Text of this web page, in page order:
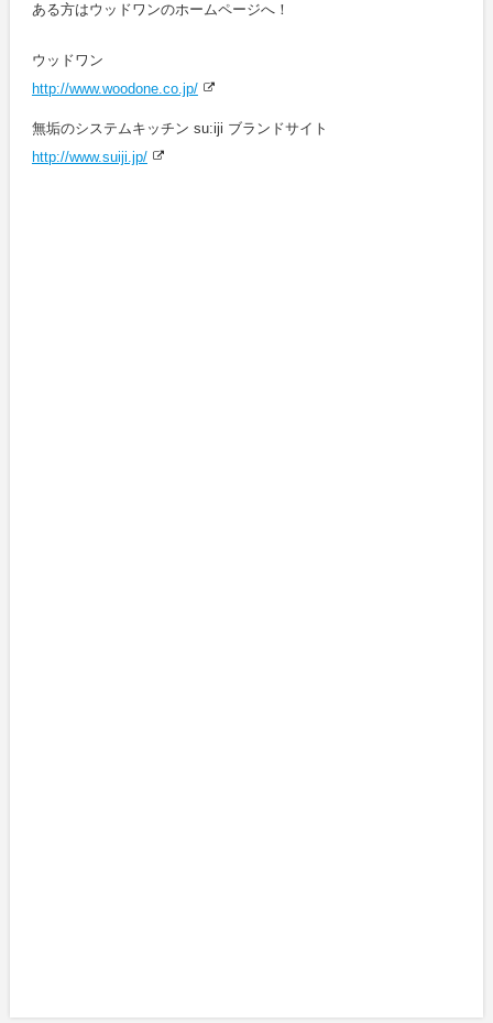
ある方はウッドワンのホームページへ！
ウッドワン
http://www.woodone.co.jp/
無垢のシステムキッチン su:iji ブランドサイト
http://www.suiji.jp/